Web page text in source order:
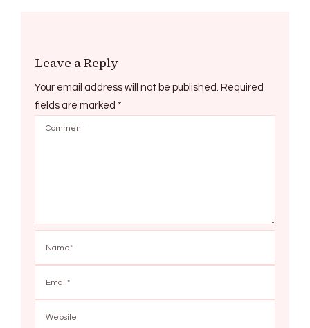
Leave a Reply
Your email address will not be published.
Required
fields are marked *